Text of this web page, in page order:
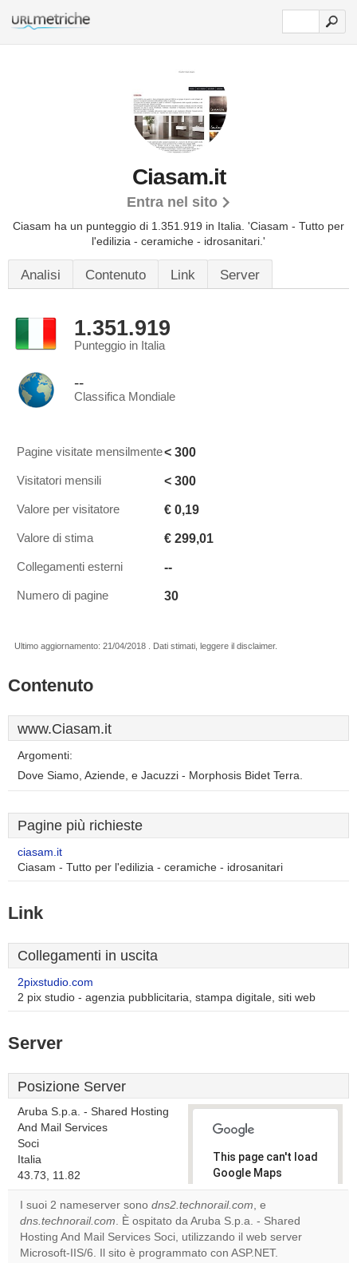
Ciasam.it
Entra nel sito
Ciasam ha un punteggio di 1.351.919 in Italia. 'Ciasam - Tutto per
l'edilizia - ceramiche - idrosanitari.'
Analisi Contenuto Link Server
1.351.919
Punteggio in Italia
--
Classifica Mondiale
Pagine visitate mensilmente< 300
Visitatori mensili < 300
Valore per visitatore € 0,19
Valore di stima € 299,01
Collegamenti esterni --
Numero di pagine 30
Ultimo aggiornamento: 21/04/2018 . Dati stimati, leggere il disclaimer.
Contenuto
www.Ciasam.it
Argomenti:
Dove Siamo, Aziende, e Jacuzzi - Morphosis Bidet Terra.
Pagine più richieste
ciasam.it
Ciasam - Tutto per l'edilizia - ceramiche - idrosanitari
Link
Collegamenti in uscita
2pixstudio.com
2 pix studio - agenzia pubblicitaria, stampa digitale, siti web
Server
Posizione Server
Aruba S.p.a. - Shared Hosting
And Mail Services
Soci
Italia
43.73, 11.82
This page can't load
Google Maps
correctly.
Do you
own this
website?
I suoi 2 nameserver sono dns2.technorail.com, e
dns.technorail.com. È ospitato da Aruba S.p.a. - Shared
Hosting And Mail Services Soci, utilizzando il web server
Microsoft-IIS/6. Il sito è programmato con ASP.NET.